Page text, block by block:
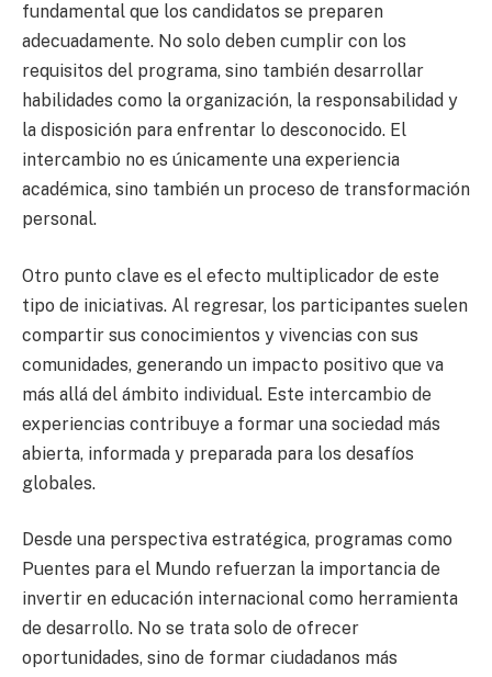
fundamental que los candidatos se preparen
adecuadamente. No solo deben cumplir con los
requisitos del programa, sino también desarrollar
habilidades como la organización, la responsabilidad y
la disposición para enfrentar lo desconocido. El
intercambio no es únicamente una experiencia
académica, sino también un proceso de transformación
personal.
Otro punto clave es el efecto multiplicador de este
tipo de iniciativas. Al regresar, los participantes suelen
compartir sus conocimientos y vivencias con sus
comunidades, generando un impacto positivo que va
más allá del ámbito individual. Este intercambio de
experiencias contribuye a formar una sociedad más
abierta, informada y preparada para los desafíos
globales.
Desde una perspectiva estratégica, programas como
Puentes para el Mundo refuerzan la importancia de
invertir en educación internacional como herramienta
de desarrollo. No se trata solo de ofrecer
oportunidades, sino de formar ciudadanos más